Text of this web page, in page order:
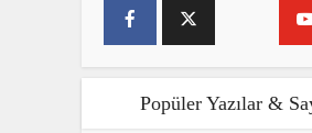
Popüler Yazılar &